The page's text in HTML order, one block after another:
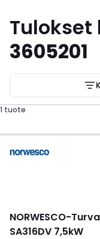
Tulokset
3605201
1 tuote
NORWESCO-
SA316DV 7,5kW